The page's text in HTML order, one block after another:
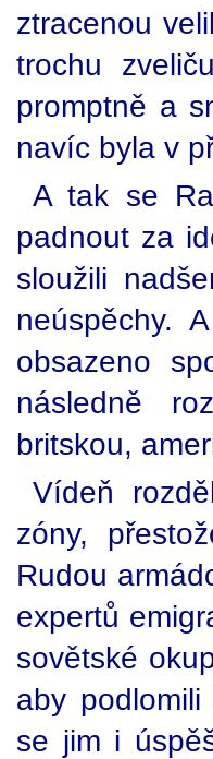
ztracenou
trochu
promptně a
navíc byla v
A tak se
padnout za
sloužili
neúspěchy.
obsazeno
následně
britskou,
Vídeň
zóny,
Rudou
expertů
sovětské
aby
se jim i